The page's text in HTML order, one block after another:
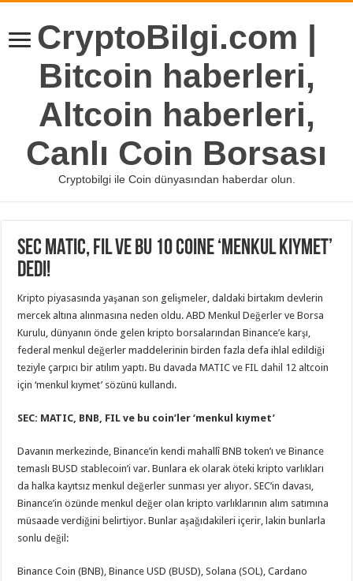
CryptoBilgi.com |
Bitcoin haberleri,
Altcoin haberleri,
Canlı Coin Borsası
Cryptobilgi ile Coin dünyasından haberdar olun.
SEC MATIC, FIL ve Bu 10 Coine ‘Menkul Kıymet’
Dedi!
Kripto piyasasında yaşanan son gelişmeler, daldaki birtakım devlerin
mercek altına alınmasına neden oldu. ABD Menkul Değerler ve Borsa
Kurulu, dünyanın önde gelen kripto borsalarından Binance’e karşı,
federal menkul değerler maddelerinin birden fazla defa ihlal edildiği
teziyle çarpıcı bir atılım yaptı. Bu davada MATIC ve FIL dahil 12 altcoin
için ‘menkul kıymet’ sözünü kullandı.
SEC: MATIC, BNB, FIL ve bu coin’ler ‘menkul kıymet’
Davanın merkezinde, Binance’in kendi mahallî BNB token’ı ve Binance
temaslı BUSD stablecoin’i var. Bunlara ek olarak öteki kripto varlıkları
da halka kayıtsız menkul değerler sunması yer alıyor. SEC’in davası,
Binance’in özünde menkul değer olan kripto varlıklarının alım satımına
müsaade verdiğini belirtiyor. Bunlar aşağıdakileri içerir, lakin bunlarla
sonlu değil:
Binance Coin (BNB), Binance USD (BUSD), Solana (SOL), Cardano